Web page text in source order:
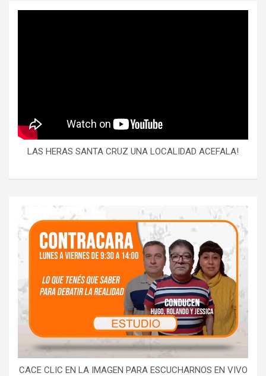
LAS HERAS SANTA CRUZ UNA LOCALIDAD ACEFALA!
CACE CLIC EN LA IMAGEN PARA ESCUCHARNOS EN VIVO